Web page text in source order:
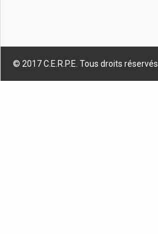
© 2017 C.E.R.P.E. Tous droits réservés.